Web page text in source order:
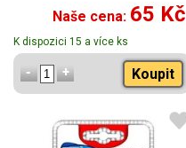
Naše cena: 65 Kč
K dispozici 15 a více ks
Koupit